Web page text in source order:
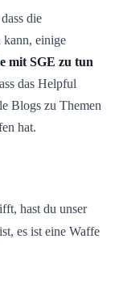
die
kann, einige
mit SGE zu tun
das Helpful
Blogs zu Themen
hat.
hast du unser
es ist eine Waffe